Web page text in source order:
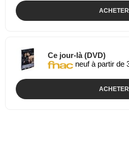
ACHETER
Ce jour-là (DVD)
neuf à partir de
ACHETER